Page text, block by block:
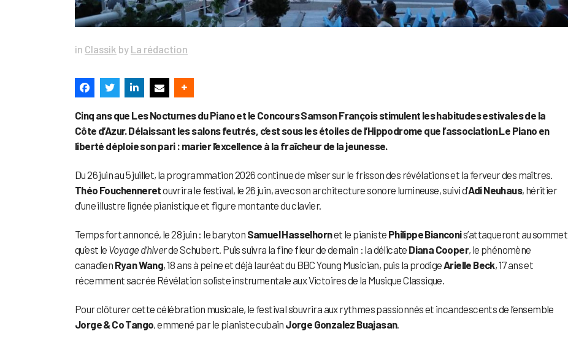
in Classik by La rédaction
Cinq ans que Les Nocturnes du Piano et le Concours Samson François stimulent les habitudes estivales de la
Côte d’Azur. Délaissant les salons feutrés, c’est sous les étoiles de l’Hippodrome que l’association Le Piano en
liberté déploie son pari : marier l’excellence à la fraîcheur de la jeunesse.
Du 26 juin au 5 juillet, la programmation 2026 continue de miser sur le frisson des révélations et la ferveur des maîtres.
Théo Fouchenneretouvrira le festival, le 26 juin, avec son architecture sonore lumineuse, suivi d’Adi Neuhaus, héritier
d’une illustre lignée pianistique et figure montante du clavier.
Temps fort annoncé, le 28 juin : le baryton Samuel Hasselhornet le pianiste Philippe Bianconis’attaqueront au sommet
qu’est le Voyage d’hiverde Schubert. Puis suivra la fine fleur de demain : la délicate Diana Cooper, le phénomène
canadien Ryan Wang, 18 ans à peine et déjà lauréat du BBC Young Musician, puis la prodigeArielle Beck, 17 ans et
récemment sacrée Révélation soliste instrumentale aux Victoires de la Musique Classique.
Pour clôturer cette célébration musicale, le festival s’ouvrira aux rythmes passionnés et incandescents de l’ensemble
Jorge & Co Tango, emmené par le pianiste cubain Jorge Gonzalez Buajasan.